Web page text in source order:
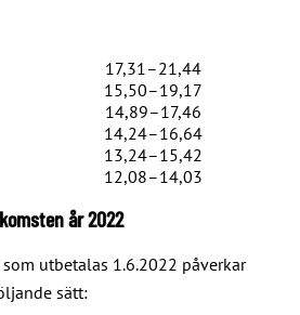
17,31–21,44
15,50–19,17
14,89–17,46
14,24–16,64
13,24–15,42
12,08–14,03
år 2022
utbetalas 1.6.2022 påverkar
sätt: